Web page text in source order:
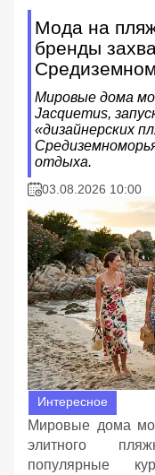
Мода на
бренды
Мировые дома
Jacquemus,
«дизайнерских
отдыха.
03.08.2026 10:00
Интересное
Мировые дома
элитного
популярные